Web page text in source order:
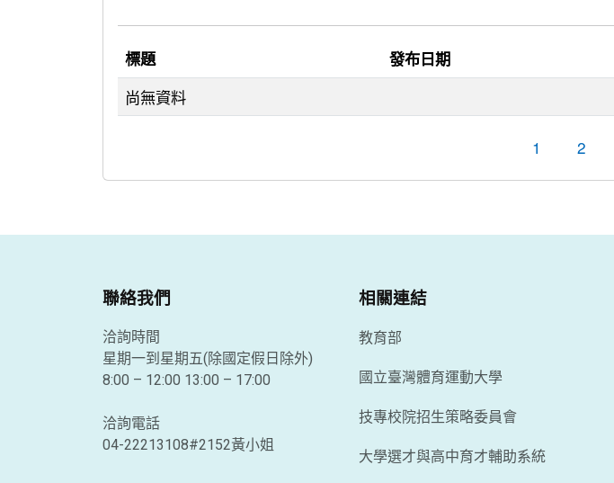
標題 發布日期
尚無資料
1 2
聯絡我們
洽詢時間
星期一到星期五(除國定假日除外)
8:00 – 12:00 13:00 – 17:00
洽詢電話
04-22213108#2152黃小姐
相關連結
教育部
國立臺灣體育運動大學
技專校院招生策略委員會
大學選才與高中育才輔助系統